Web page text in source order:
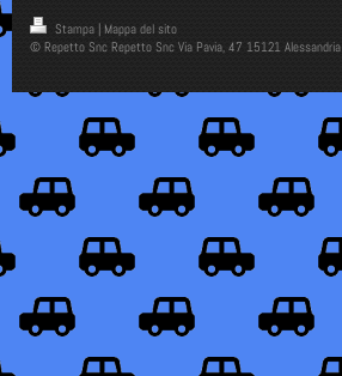
Stampa
Mappa del sito
© Repetto Snc Repetto Snc Via Pavia, 47 15121 Alessandria